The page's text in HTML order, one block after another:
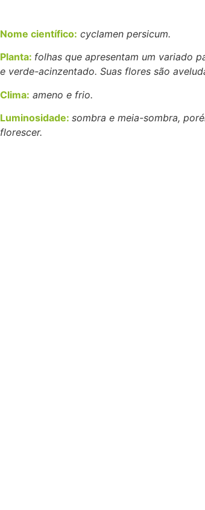
Nome científico: cyclamen persicum.
Planta: folhas que apresentam um variado
e verde-acinzentado. Suas flores são
Clima: ameno e frio.
Luminosidade: sombra e meia-sombra,
florescer.